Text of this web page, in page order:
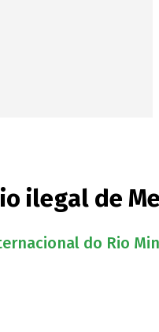
ilegal de
do Rio